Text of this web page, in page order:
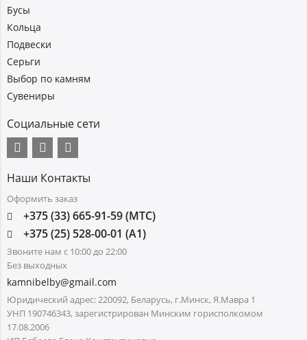
Бусы
Кольца
Подвески
Серьги
Выбор по камням
Сувениры
Социальные сети
Наши Контакты
Оформить заказ
+375 (33) 665-91-59 (МТС)
+375 (25) 528-00-01 (А1)
Звоните нам с 10:00 до 22:00
Без выходных
kamnibelby@gmail.com
Юридический адрес: 220092, Беларусь, г.Минск, Я.Мавра 1
УНП 190746343, зарегистрирован Минским горисполкомом
17.08.2006